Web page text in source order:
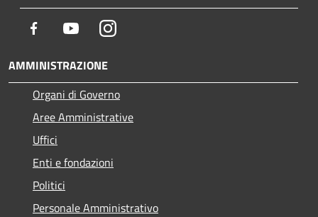
Facebook YoutubeInstagram
AMMINISTRAZIONE
Organi di Governo
Aree Amministrative
Uffici
Enti e fondazioni
Politici
Personale Amministrativo